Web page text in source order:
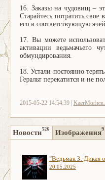
16. Заказы на чудовищ –
Старайтесь потратить
его в соответствующую
17. Вы можете
активации ведьмачьего
обмундирования.
18. Устали постоянно
Геральт перекатится и не
2015-05-22 14:54:39 |
Новости526 Изображения9
"Ведьмак 3: Дикая
20.05.2025